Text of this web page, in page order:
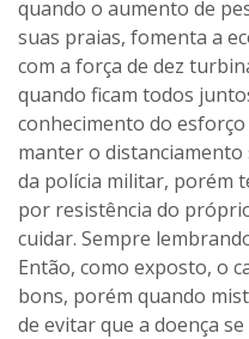
quando o aumento de
suas praias, fomenta a
com a força de dez
quando ficam todos
conhecimento do
manter o distanciamento
da polícia militar, porém
por resistência do
cuidar. Sempre
Então, como exposto, o
bons, porém quando
de evitar que a doença se